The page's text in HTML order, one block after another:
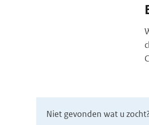
Niet gevonden wat u